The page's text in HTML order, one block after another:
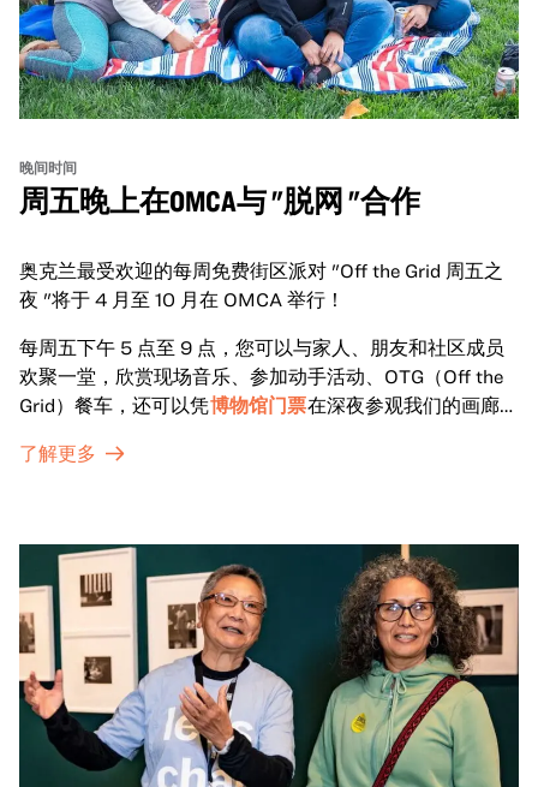
晚间时间
周五晚上在OMCA与 "脱网 "合作
奥克兰最受欢迎的每周免费街区派对 "Off the Grid 周五之
夜 "将于 4 月至 10 月在 OMCA 举行！
每周五下午 5 点至 9 点，您可以与家人、朋友和社区成员
欢聚一堂，欣赏现场音乐、参加动手活动、OTG（Off the
Grid）餐车，还可以凭博物馆门票在深夜参观我们的画廊和
了解更多